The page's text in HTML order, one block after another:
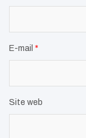
E-mail *
Site web